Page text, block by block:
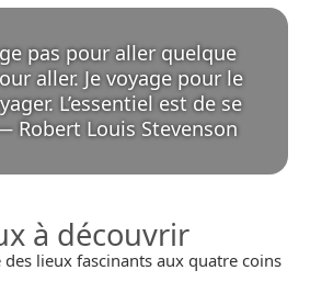
pas pour aller quelque
aller. Je voyage pour le
L’essentiel est de se
Robert Louis Stevenson
à découvrir
lieux fascinants aux quatre coins